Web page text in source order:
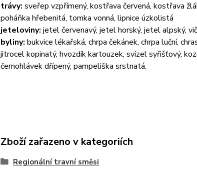
trávy: sveřep vzpřímený, kostřava červená, kostřava
poháňka hřebenitá, tomka vonná, lipnice úzkolistá
jeteloviny: jetel červenavý, jetel horský, jetel alpský,
byliny: bukvice lékařská, chrpa čekánek, chrpa luční,
jitrocel kopinatý, hvozdík kartouzek, svízel syřišťový,
černohlávek dřípený, pampeliška srstnatá.
Zboží zařazeno v kategoriích
Regionální travní směsi